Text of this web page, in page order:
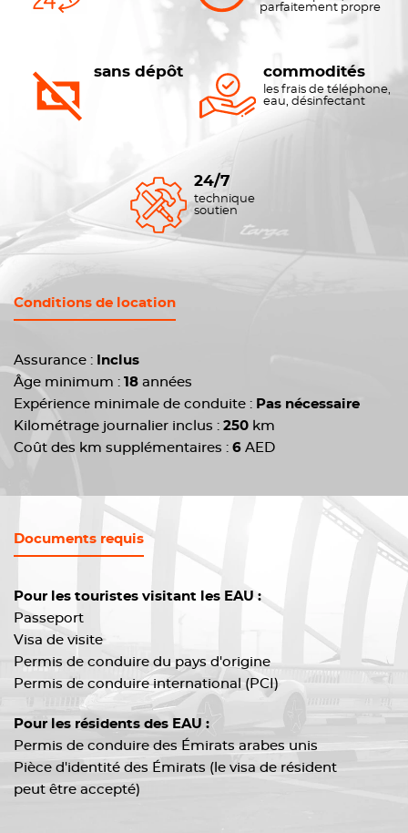
parfaitement propre
sans dépôt commodités
les frais de téléphone,
eau, désinfectant
24/7
technique
soutien
Conditions de location
Assurance :
Inclus
Âge minimum : 18 années
Expérience minimale de conduite : Pas nécessaire
Kilométrage journalier inclus : 250 km
Coût des km supplémentaires : 6 AED
Documents requis
Pour les touristes visitant les EAU :
Passeport
Visa de visite
Permis de conduire du pays d'origine
Permis de conduire international (PCI)
Pour les résidents des EAU :
Permis de conduire des Émirats arabes unis
Pièce d'identité des Émirats (le visa de résident
peut être accepté)